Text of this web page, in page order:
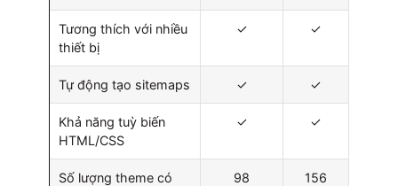
Tương thích với nhiều
thiết bị
✓ ✓
Tự động tạo sitemaps ✓ ✓
Khả năng tuỳ biến
HTML/CSS
✓ ✓
Số lượng theme có
98 156